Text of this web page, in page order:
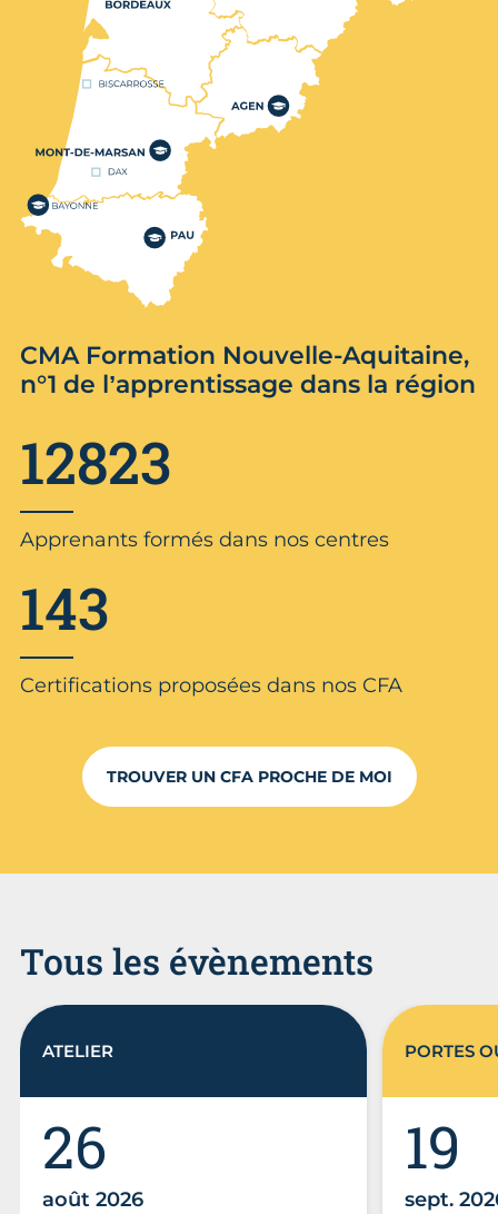
CMA Formation Nouvelle-Aquitaine,
n°1 de l’apprentissage dans la région
12823
Apprenants formés dans nos centres
143
Certifications proposées dans nos CFA
TROUVER UN CFA PROCHE DE MOI
Tous les évènements
26
août 2026
ATELIER
19
sept.
PORTES